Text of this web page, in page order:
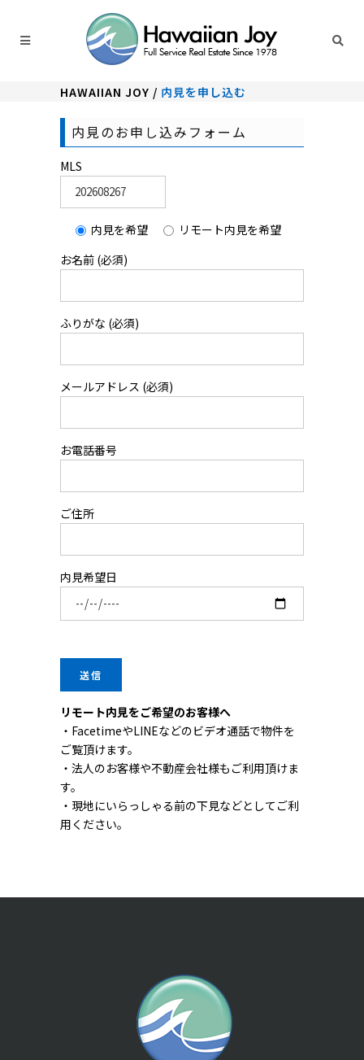
HAWAIIAN JOY / 内見を申し込む
内見のお申し込みフォーム
MLS
内見を希望
リモート内見を希望
お名前 (必須)
ふりがな (必須)
メールアドレス (必須)
お電話番号
ご住所
内見希望日
リモート内見をご希望のお客様へ
・FacetimeやLINEなどのビデオ通話で物件を
ご覧頂けます。
・法人のお客様や不動産会社様もご利用頂けま
す。
・現地にいらっしゃる前の下見などとしてご利
用ください。